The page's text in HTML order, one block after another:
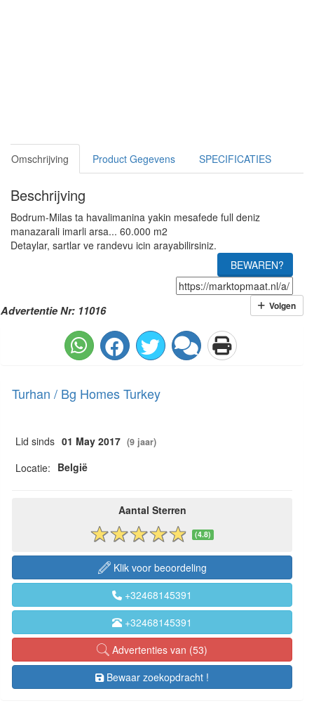
Omschrijving Product Gegevens SPECIFICATIES
Beschrijving
Bodrum-Milas ta havalimanina yakin mesafede full deniz
manazarali imarli arsa... 60.000 m2
Detaylar, sartlar ve randevu icin arayabilirsiniz.
BEWAREN?
Advertentie Nr: 11016 Volgen
Turhan / Bg Homes Turkey
Lid sinds 01 May 2017 (9 jaar)
Locatie: België
Aantal Sterren
(4.8)
Klik voor beoordeling
+32468145391
+32468145391
Advertenties van (53)
Bewaar zoekopdracht !